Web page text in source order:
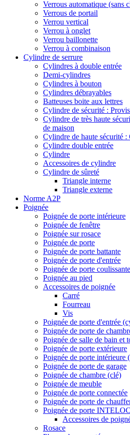
Verrous automatique (sans
Verrous de portail
Verrou vertical
Verrou à onglet
Verrou baillonette
Verrou à combinaison
Cylindre de serrure
Cylindres à double entrée
Demi-cylindres
Cylindres à bouton
Cylindres débrayables
Batteuses boite aux lettres
Cylindre de sécurité :
Cylindre de très haute
de maison
Cylindre de haute sécurité :
Cylindre double entrée
Cylindre
Accessoires de cylindre
Cylindre de sûreté
Triangle interne
Triangle externe
Norme A2P
Poignée
Poignée de porte intérieure
Poignée de fenêtre
Poignée sur rosace
Poignée de porte
Poignée de porte battante
Poignée de porte d'entrée
Poignée de porte coulissante
Poignée au pied
Accessoires de poignée
Carré
Fourreau
Vis
Poignée de porte d'entrée
Poignée de porte de
Poignée de salle de bain et
Poignée de porte extérieure
Poignée de porte intérieure
Poignée de porte de garage
Poignée de chambre (clé)
Poignée de meuble
Poignée de porte connectée
Poignée de porte de
Poignée de porte
Accessoires de
Rosace